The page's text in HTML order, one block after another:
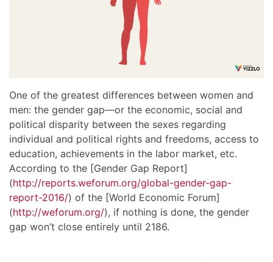
One of the greatest differences between women and
men: the gender gap—or the economic, social and
political disparity between the sexes regarding
individual and political rights and freedoms, access to
education, achievements in the labor market, etc.
According to the [Gender Gap Report]
(http://reports.weforum.org/global-gender-gap-
report-2016/) of the [World Economic Forum]
(http://weforum.org/), if nothing is done, the gender
gap won’t close entirely until 2186.